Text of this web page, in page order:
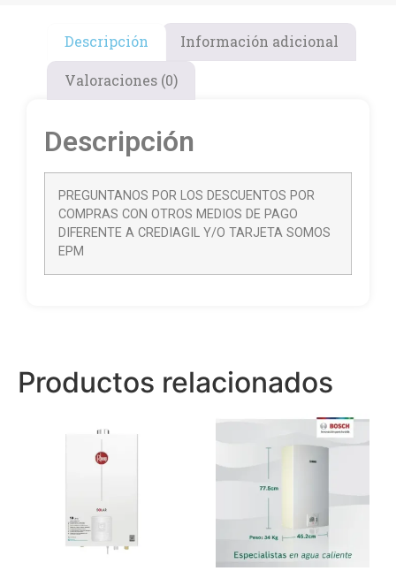
Descripción Información adicional
Valoraciones (0)
Descripción
PREGUNTANOS POR LOS DESCUENTOS POR
COMPRAS CON OTROS MEDIOS DE PAGO
DIFERENTE A CREDIAGIL Y/O TARJETA SOMOS
EPM
Productos relacionados